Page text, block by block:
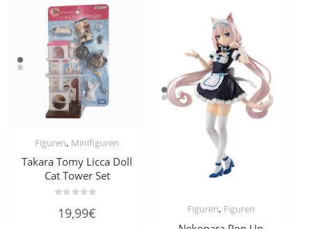
Figuren, Minifiguren
Takara Tomy Licca Doll
Cat Tower Set
mit
19,99€ Figuren, Figuren